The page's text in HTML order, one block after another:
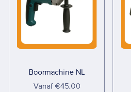
Boormachine NL
Vanaf €45.00